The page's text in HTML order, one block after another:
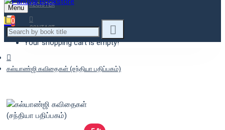
REGISTER
CONTACT
Menu
0
Your shopping cart is empty!
கல்யாண்ஜி கவிதைகள் (சந்தியா பதிப்பகம்)